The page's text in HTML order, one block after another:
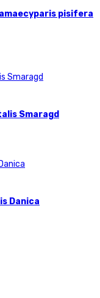
pisifera
Smaragd
Danica